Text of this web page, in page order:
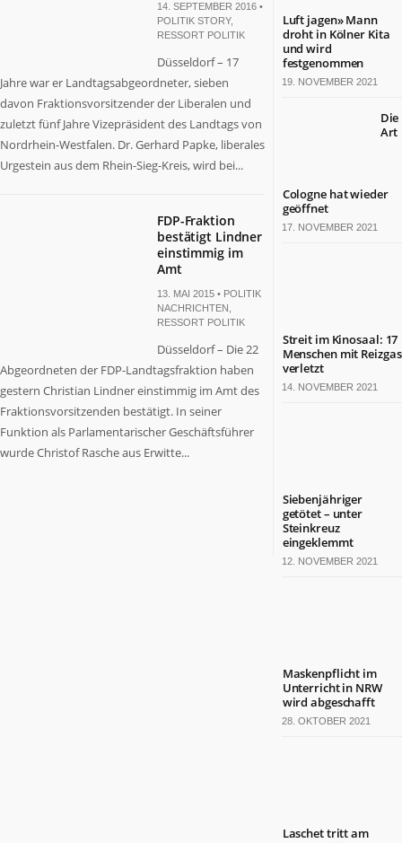
14. SEPTEMBER 2016 •
POLITIK STORY,
RESSORT POLITIK
Düsseldorf – 17
Jahre war er Landtagsabgeordneter, sieben
davon Fraktionsvorsitzender der Liberalen und
zuletzt fünf Jahre Vizepräsident des Landtags von
Nordrhein-Westfalen. Dr. Gerhard Papke, liberales
Urgestein aus dem Rhein-Sieg-Kreis, wird bei...
FDP-Fraktion
bestätigt Lindner
einstimmig im
Amt
13. MAI 2015 • POLITIK
NACHRICHTEN
RESSORT POLITIK
Düsseldorf – Die 22
Abgeordneten der FDP-Landtagsfraktion haben
gestern Christian Lindner einstimmig im Amt des
Fraktionsvorsitzenden bestätigt. In seiner
Funktion als Parlamentarischer Geschäftsführer
wurde Christof Rasche aus Erwitte...
Luft jagen» Mann
droht in Kölner Kita
und wird
festgenommen
19. NOVEMBER 2021
Die
Art
Cologne hat wieder
geöffnet
17. NOVEMBER 2021
Streit im Kinosaal: 17
Menschen mit Reizgas
verletzt
14. NOVEMBER 2021
Siebenjähriger
getötet – unter
Steinkreuz
eingeklemmt
12. NOVEMBER 2021
Maskenpflicht im
Unterricht in NRW
wird abgeschafft
28. OKTOBER 2021
Laschet tritt am